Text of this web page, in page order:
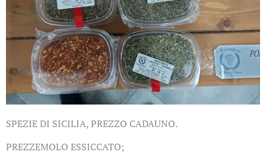
SPEZIE DI SICILIA, PREZZO CADAUNO.
PREZZEMOLO ESSICCATO;